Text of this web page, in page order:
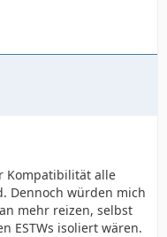
Kompatibilität alle
Dennoch würden mich
mehr reizen, selbst
ESTWs isoliert wären.